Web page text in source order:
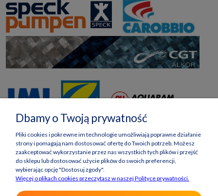
Dbamy o Twoją prywatność
Pliki cookies i pokrewne im technologie umożliwiają poprawne działanie
strony i pomagają nam dostosować ofertę do Twoich potrzeb. Możesz
zaakceptować wykorzystanie przez nas wszystkich tych plików i przejść
do sklepu lub dostosować użycie plików do swoich preferencji,
wybierając opcję "Dostosuj zgody".
Więcej o plikach cookies przeczytasz w naszej Polityce prywatności.